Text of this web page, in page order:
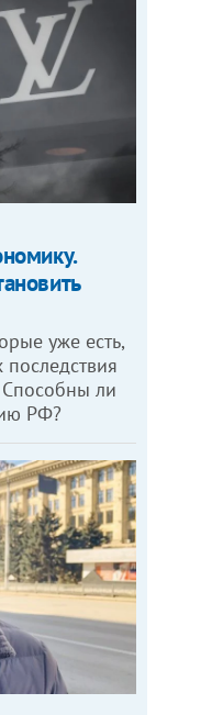
уже есть,
ли
РФ?